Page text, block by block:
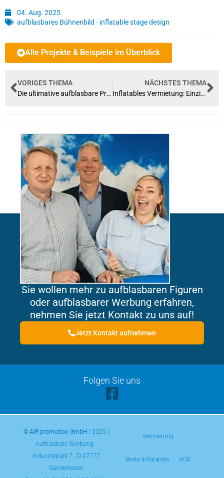
04. Aug. 2025
aufblasbares Bühnenbild · inflatable stage design
Alle Projekte & Beispiele im Überblick
VORIGES THEMA
Die ultimative aufblasbare Produktnachbildung: Unser XXL Twister-Eis für Langnese
NÄCHSTES THEMA
Inflatables Vermietung: Einzigartige CSD-aufblasbare Objekte mieten!
Sie wollen mehr zu aufblasbaren Figuren
oder aufblasbarer Werbung erfahren,
nehmen Sie jetzt Kontakt zu uns auf!
Jetzt Kontakt aufnehmen
Folgen Sie uns
© AIR promotion GmbH l 2025 |
Aufblasbare Werbung -
Industriepark 7 - D-27777
Ganderkesee
Vermietung
Beste Inflatables AGB